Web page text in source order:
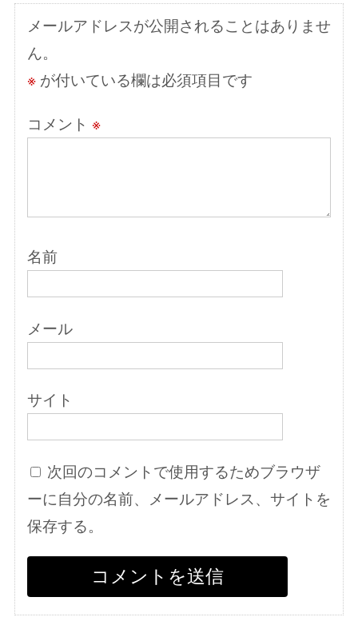
ョ
ン
メールアドレスが公開されることはありませ
ん。
※が付いている欄は必須項目です
コメント ※
名前
メール
サイト
次回のコメントで使用するためブラウザ
ーに自分の名前、メールアドレス、サイトを
保存する。